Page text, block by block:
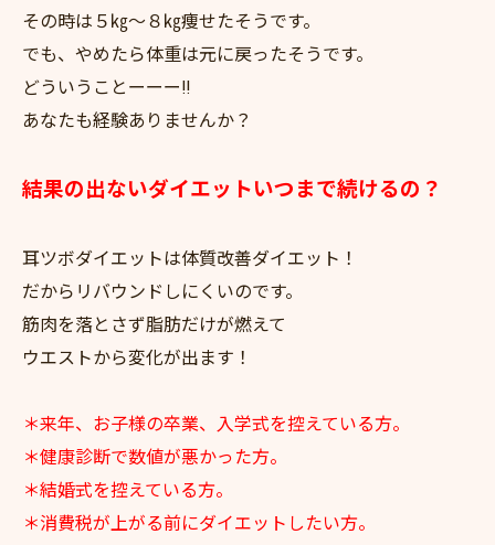
その時は５㎏～８㎏痩せたそうです。
でも、やめたら体重は元に戻ったそうです。
どういうことーーー‼
あなたも経験ありませんか？
結果の出ないダイエットいつまで続けるの？
耳ツボダイエットは体質改善ダイエット！
だからリバウンドしにくいのです。
筋肉を落とさず脂肪だけが燃えて
ウエストから変化が出ます！
＊来年、お子様の卒業、入学式を控えている方。
＊健康診断で数値が悪かった方。
＊結婚式を控えている方。
＊消費税が上がる前にダイエットしたい方。